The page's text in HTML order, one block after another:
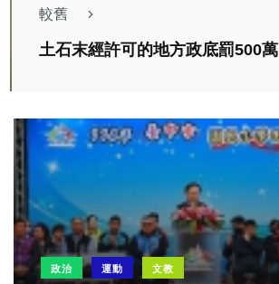
較舊
土石末經許可的地方政底罰500萬
政治 運動 文教